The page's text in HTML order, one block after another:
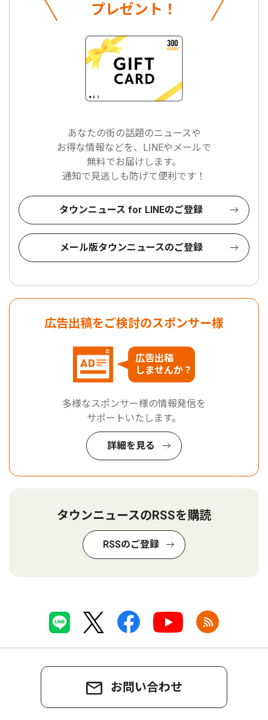
プレゼント！
あなたの街の話題のニュースや
お得な情報などを、LINEやメールで
無料でお届けします。
通知で見逃しも防げて便利です！
タウンニュース for LINEのご登録
メール版タウンニュースのご登録
広告出稿をご検討のスポンサー様
広告出稿
しませんか？
多様なスポンサー様の情報発信を
サポートいたします。
詳細を見る
タウンニュースのRSSを購読
RSSのご登録
お問い合わせ